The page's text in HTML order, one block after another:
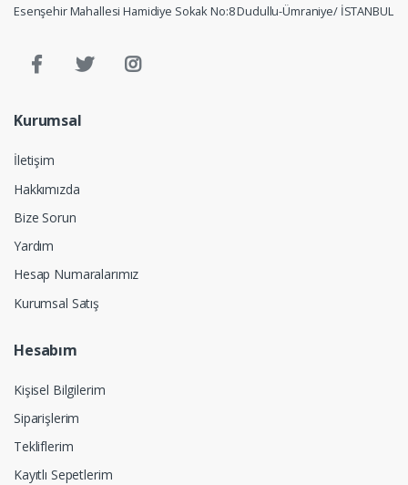
Esenşehir Mahallesi Hamidiye Sokak No:8 Dudullu-Ümraniye/ İSTANBUL
Kurumsal
İletişim
Hakkımızda
Bize Sorun
Yardım
Hesap Numaralarımız
Kurumsal Satış
Hesabım
Kişisel Bilgilerim
Siparişlerim
Tekliflerim
Kayıtlı Sepetlerim